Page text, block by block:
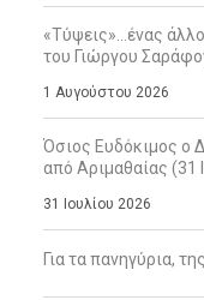
«Τύψεις»…ένας
του Γιώργου
1 Αυγούστου 2026
Όσιος Ευδόκιμος ο
από Αριμαθαίας (31
31 Ιουλίου 2026
Για τα πανηγύρια,